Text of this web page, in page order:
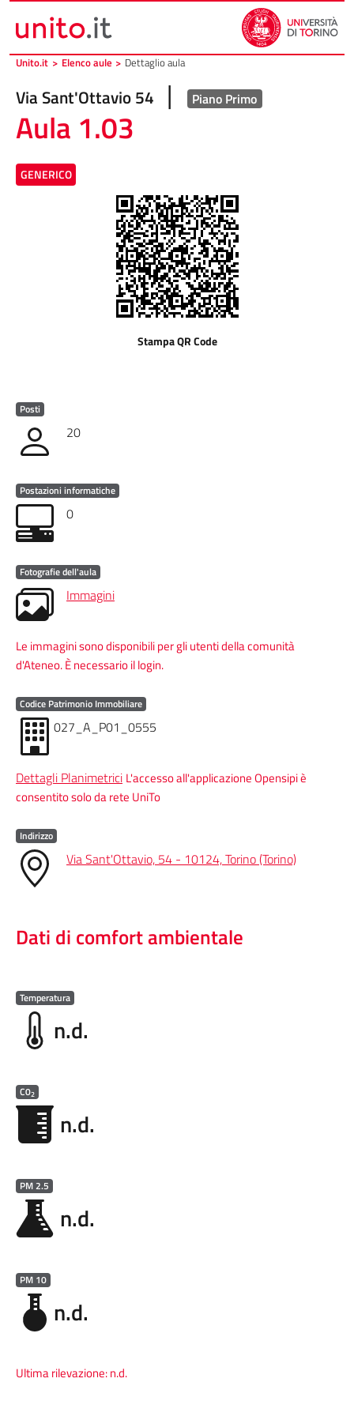
Unito.it > Elenco aule > Dettaglio aula
Via Sant'Ottavio 54 | Piano Primo
Aula 1.03
GENERICO
Stampa QR Code
Posti
20
Postazioni informatiche
0
Fotografie dell'aula
Immagini
Le immagini sono disponibili per gli utenti della comunità
d'Ateneo. È necessario il login.
Codice Patrimonio Immobiliare
027_A_P01_0555
Dettagli Planimetrici L'accesso all'applicazione Opensipi è
consentito solo da rete UniTo
Indirizzo
Via Sant'Ottavio, 54 - 10124, Torino (Torino)
Dati di comfort ambientale
Temperatura
n.d.
C02
n.d.
PM 2.5
n.d.
PM 10
n.d.
Ultima rilevazione:n.d.